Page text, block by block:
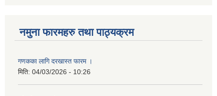
नमुना फारमहरु तथा पाठ्यक्रम
गणकका लागि दरखास्त फारम ।
मिति: 04/03/2026 - 10:26